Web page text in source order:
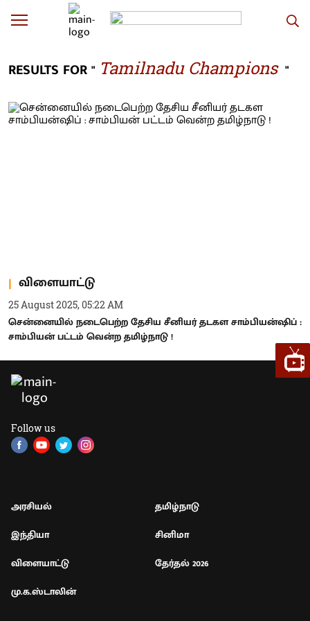
RESULTS FOR " Tamilnadu Champions "
விளையாட்டு
25 August 2025, 05:22 AM
சென்னையில் நடைபெற்ற தேசிய சீனியர் தடகள சாம்பியன்ஷிப் :
சாம்பியன் பட்டம் வென்ற தமிழ்நாடு !
Follow us
அரசியல்
தமிழ்நாடு
இந்தியா
சினிமா
விளையாட்டு
தேர்தல் 2026
மு.க.ஸ்டாலின்